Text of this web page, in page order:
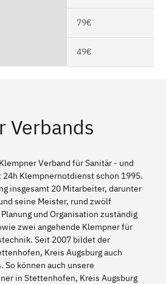
79€
49€
Verbands
Verband für Sanitär - und
Klempnernotdienst schon 1995.
insgesamt 20 Mitarbeiter, darunter
seine Meister, rund zwölf
und Organisation zuständig
zwei angehende Klempner für
Seit 2007 bildet der
Kreis Augsburg auch
So können auch unsere
in Stettenhofen, Kreis Augsburg